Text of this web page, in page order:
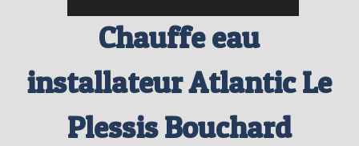
Chauffe eau
installateur Atlantic Le
Plessis Bouchard